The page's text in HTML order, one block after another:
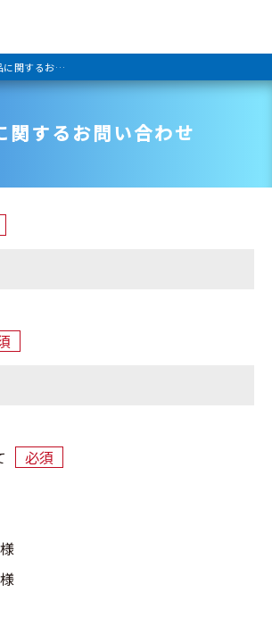
するお問い合わせ
関するお問い合わせ
必須